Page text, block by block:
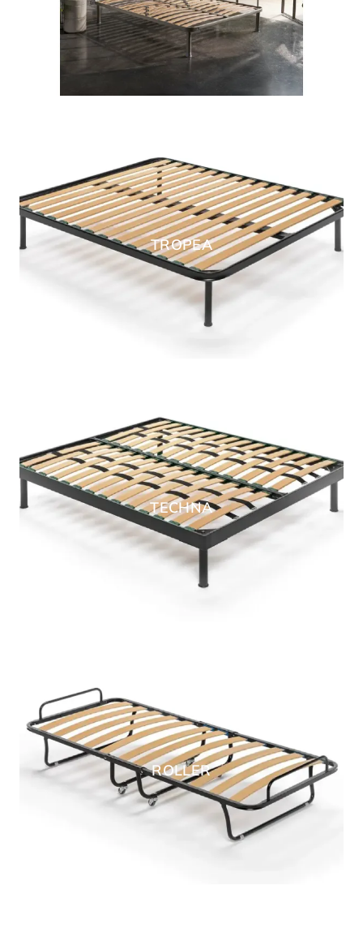
TROPEA
TECHNA
ROLLER